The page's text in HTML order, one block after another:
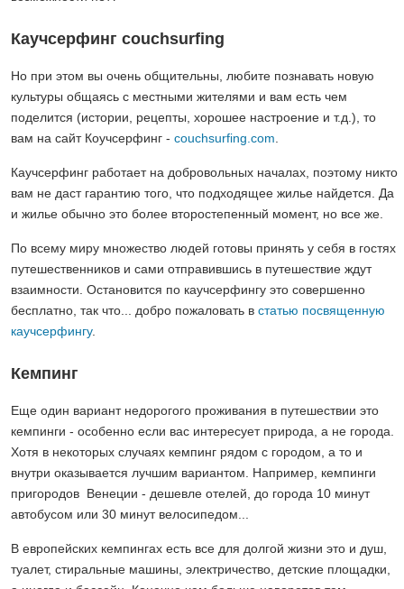
Каучсерфинг couchsurfing
Но при этом вы очень общительны, любите познавать новую
культуры общаясь с местными жителями и вам есть чем
поделится (истории, рецепты, хорошее настроение и т.д.), то
вам на сайт Коучсерфинг - couchsurfing.com
Каучсерфинг работает на добровольных началах, поэтому никто
вам не даст гарантию того, что подходящее жилье найдется. Да
и жилье обычно это более второстепенный момент, но все же.
По всему миру множество людей готовы принять у себя в гостях
путешественников и сами отправившись в путешествие ждут
взаимности. Остановится по каучсерфингу это совершенно
бесплатно, так что... добро пожаловать в статью посвященную
каучсерфингу.
Кемпинг
Еще один вариант недорогого проживания в путешествии это
кемпинги - особенно если вас интересует природа, а не города.
Хотя в некоторых случаях кемпинг рядом с городом, а то и
внутри оказывается лучшим вариантом. Например, кемпинги
пригородов Венеции - дешевле отелей, до города 10 минут
автобусом или 30 минут велосипедом...
В европейских кемпингах есть все для долгой жизни это и душ,
туалет, стиральные машины, электричество, детские площадки,